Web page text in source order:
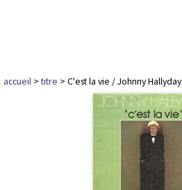
accueil >titre > C'est la vie / Johnny Hallyday